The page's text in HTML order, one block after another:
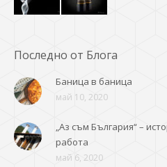
Последно от Блога
Баница в баница
май 10, 2020
„Аз съм България“ –
работа
май 6, 2020